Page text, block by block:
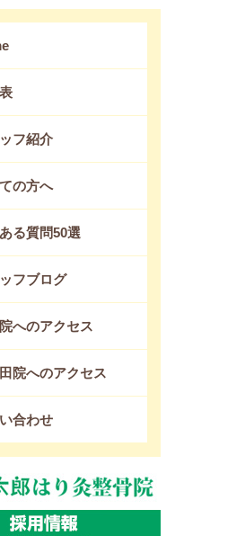
フ紹介
の方へ
る質問50選
フブログ
へのアクセス
院へのアクセス
合わせ